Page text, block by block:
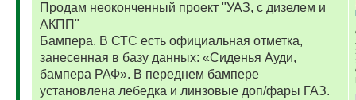
Продам неоконченный проект "УАЗ, с дизелем и
АКПП"
Бампера. В СТС есть официальная отметка,
занесенная в базу данных: «Сиденья Ауди,
бампера РАФ». В переднем бампере
установлена лебедка и линзовые доп/фары ГАЗ.